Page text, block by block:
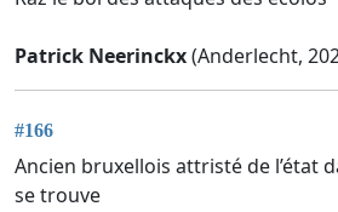
Patrick Neerinckx(Anderlecht,
#166
Ancien bruxellois attristé de l’état
se trouve